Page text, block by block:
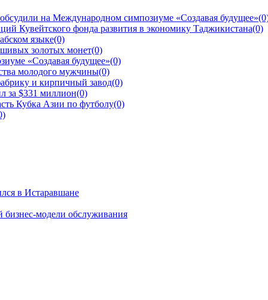
на Международном симпозиуме «Создавая будущее»
Кувейтского фонда развития в экономику Таджикистана(0)
языке(0)
золотых монет(0)
«Создавая будущее»(0)
молодого мужчины(0)
и кирпичный завод(0)
за $331 миллион(0)
Кубка Азии по футболу(0)
в Истаравшане
бизнес-модели обслуживания